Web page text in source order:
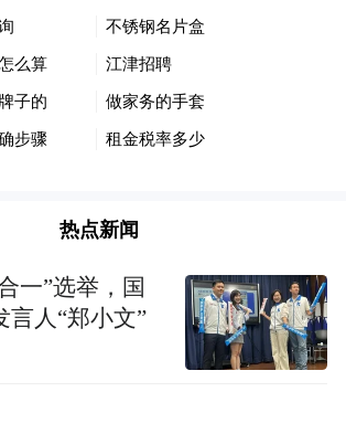
游度假区云海为帐、星河入
让21℃的夏天触手可及。
热点新闻
一”选举，国
言人“郑小文”